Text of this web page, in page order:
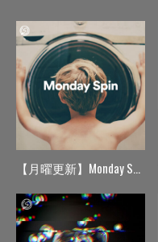
【月曜更新】Monday Spin